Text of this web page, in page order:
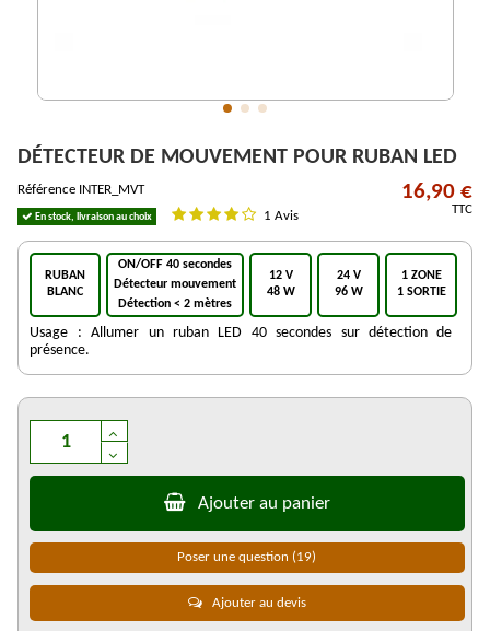
DÉTECTEUR DE MOUVEMENT POUR RUBAN LED
Référence INTER_MVT
En stock, livraison au choix 1 Avis
16,90 €
TTC
RUBAN
BLANC
ON/OFF 40 secondes
Détecteur mouvement
Détection < 2 mètres
12 V
48 W
24 V
96 W
1 ZONE
1 SORTIE
Usage : Allumer un ruban LED 40 secondes sur détection de
présence.
Ajouter au panier
Poser une question (19)
Ajouter au devis